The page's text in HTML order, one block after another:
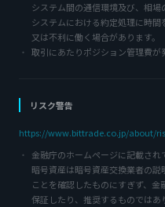
システム間の通信環境及び、相
システムにおける約定処理に時
又は不利に働く場合があります。
取引にあたりポジション管理費が
リスク警告
https://www.bittrade.co.jp/about/
金融庁のホームページに記載さ
暗号資産は暗号資産交換業者の
ことを確認したものにすぎず、
保証したり、推奨するものでは